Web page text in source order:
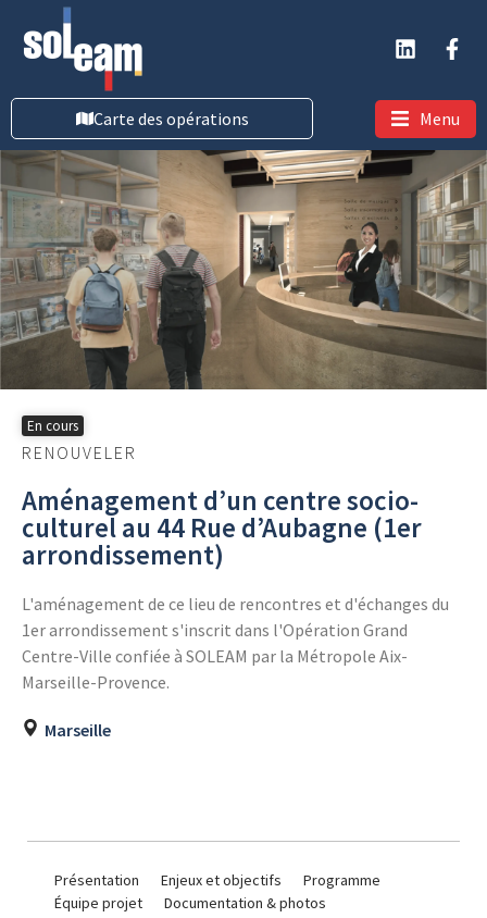
Carte des opérations Menu
En cours
RENOUVELER
Aménagement d’un centre socio-
culturel au 44 Rue d’Aubagne (1er
arrondissement)
L'aménagement de ce lieu de rencontres et d'échanges du
1er arrondissement s'inscrit dans l'Opération Grand
Centre-Ville confiée à SOLEAM par la Métropole Aix-
Marseille-Provence.
Marseille
Présentation Enjeux et objectifs
Programme
Équipe projet
Documentation & photos